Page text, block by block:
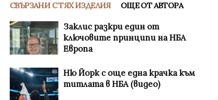
СВЪРЗАНИ С ТЯХ ИЗДЕЛИЯ ОЩЕ ОТ АВТОРА
Заклис разкри един от
ключовите принципи на НБА
Европа
Ню Йорк с още една крачка към
титлата в НБА (видео)